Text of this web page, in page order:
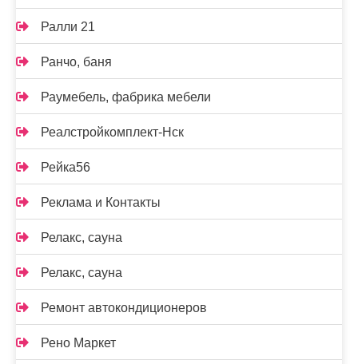
Ралли 21
Ранчо, баня
Раумебель, фабрика мебели
Реалстройкомплект-Нск
Рейка56
Реклама и Контакты
Релакс, сауна
Релакс, сауна
Ремонт автокондиционеров
Рено Маркет